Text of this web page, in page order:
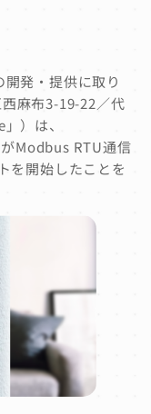
発・提供に取り
麻布3-19-22／代
）は、
Modbus RTU通信
を開始したことを